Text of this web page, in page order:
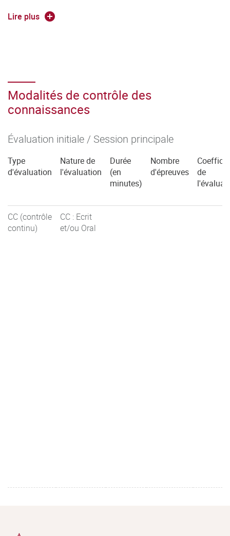
Lire plus
Modalités de contrôle des
connaissances
Évaluation initiale / Session principale
Type
d'évaluation
Nature de
l'évaluation
Durée
(en
minutes)
Nombre
d'épreuves
de
CC (contrôle
continu)
CC : Ecrit
et/ou Oral